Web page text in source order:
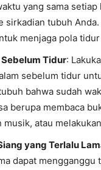
yang sama
sirkadian tubuh
menjaga pola
Tidur:
sebelum tidur
bahwa sudah
berupa membaca
musik, atau
yang Terlalu
dapat mengganggu